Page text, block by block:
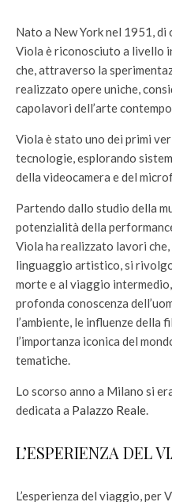
Nato a New York nel 1951,
Viola è riconosciuto a livello
che, attraverso la
realizzato opere uniche,
capolavori dell’arte
Viola è stato uno dei primi
tecnologie, esplorando
della videocamera e del
Partendo dallo studio della
potenzialità della
Viola ha realizzato lavori
linguaggio artistico, si
morte e al viaggio
profonda conoscenza
l’ambiente, le influenze
l’importanza iconica del
tematiche.
Lo scorso anno a Milano si
dedicata a Palazzo Reale.
L’ESPERIENZA DEL
L’esperienza del viaggio, per